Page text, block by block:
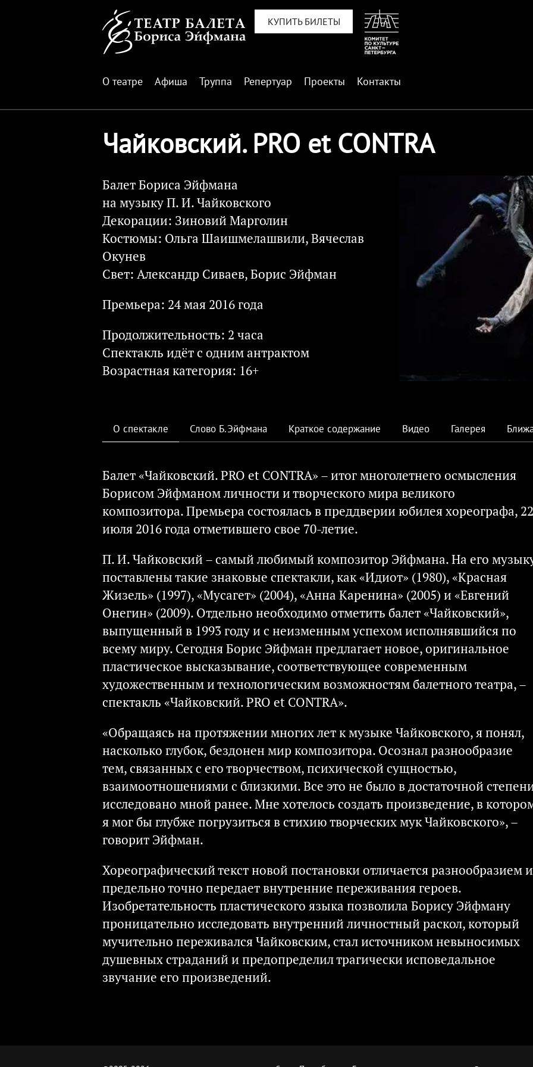
КУПИТЬ БИЛЕТЫ
О театре Афиша Труппа Репертуар Проекты Контакты
Чайковский. PRO et CONTRA
Балет Бориса Эйфмана
на музыку П. И. Чайковского
Декорации: Зиновий Марголин
Костюмы: Ольга Шаишмелашвили, Вячеслав
Окунев
Свет: Александр Сиваев, Борис Эйфман
Премьера: 24 мая 2016 года
Продолжительность: 2 часа
Спектакль идёт с одним антрактом
Возрастная категория: 16+
О спектакле Слово Б.Эйфмана Краткое содержание Видео Галерея
Балет «Чайковский. PRO et CONTRA» – итог многолетнего осмысления
Борисом Эйфманом личности и творческого мира великого
композитора. Премьера состоялась в преддверии юбилея хореографа, 22
июля 2016 года отметившего свое 70-летие.
П. И. Чайковский – самый любимый композитор Эйфмана. На его
поставлены такие знаковые спектакли, как «Идиот» (1980), «Красная
Жизель» (1997), «Мусагет» (2004), «Анна Каренина» (2005) и «Евгений
Онегин» (2009). Отдельно необходимо отметить балет «Чайковский»,
выпущенный в 1993 году и с неизменным успехом исполнявшийся по
всему миру. Сегодня Борис Эйфман предлагает новое, оригинальное
пластическое высказывание, соответствующее современным
художественным и технологическим возможностям балетного театра, –
спектакль «Чайковский. PRO et CONTRA».
«Обращаясь на протяжении многих лет к музыке Чайковского, я понял,
насколько глубок, бездонен мир композитора. Осознал разнообразие
тем, связанных с его творчеством, психической сущностью,
взаимоотношениями с близкими. Все это не было в достаточной
исследовано мной ранее. Мне хотелось создать произведение, в
я мог бы глубже погрузиться в стихию творческих мук Чайковского», –
говорит Эйфман.
Хореографический текст новой постановки отличается разнообразием и
предельно точно передает внутренние переживания героев.
Изобретательность пластического языка позволила Борису Эйфману
проницательно исследовать внутренний личностный раскол, который
мучительно переживался Чайковским, стал источником невыносимых
душевных страданий и предопределил трагически исповедальное
звучание его произведений.